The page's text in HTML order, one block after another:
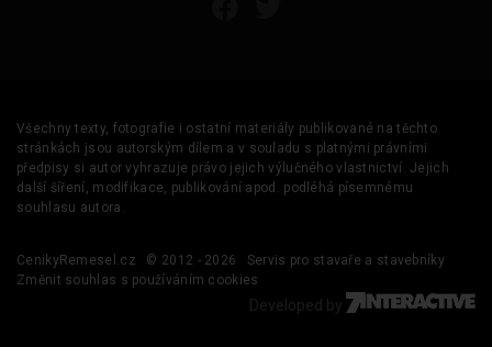
Všechny texty, fotografie i ostatní materiály publikované na těchto
stránkách jsou autorským dílem a v souladu s platnými právními
předpisy si autor vyhrazuje právo jejich výlučného vlastnictví. Jejich
další šíření, modifikace, publikování apod. podléhá písemnému
souhlasu autora.
CenikyRemesel.cz © 2012 - 2026
Servis pro stavaře a stavebníky
Změnit souhlas s používáním cookies
Developed by